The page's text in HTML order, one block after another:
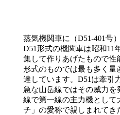
蒸気機関車に（D51-401号
D51形式の機関車は昭和11
集して作りあげたもので性
形式のものでは最も多く量
達しています。D51は牽引
急な山岳線ではその威力を
線で第一線の主力機として
チ」の愛称で親しまれてき